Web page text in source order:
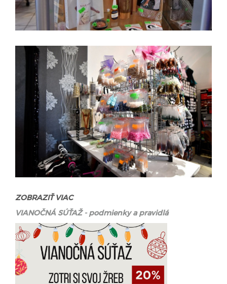
ZOBRAZIŤ VIAC
VIANOČNÁ SÚŤAŽ - podmienky a pravidlá